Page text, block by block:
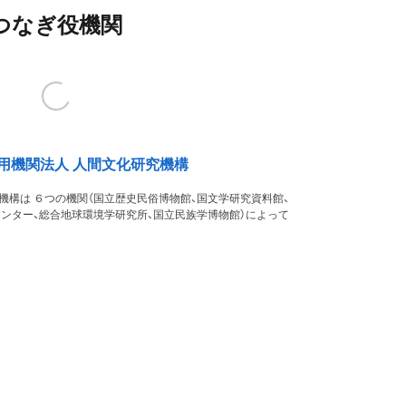
なぎ役機関
機関法人 人間文化研究機構
は ６つの機関（国立歴史民俗博物館、国文学研究資料館、
ター、総合地球環境学研究所、国立民族学博物館）によって